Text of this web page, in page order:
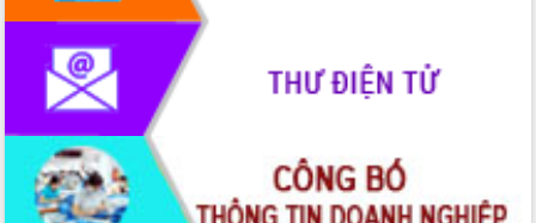
Rà soát, hoàn thiện hệ thống thiết chế
văn hóa, thể thao đáp ứng yêu cầu
phát triển mới
Thường trực HĐND tỉnh Đắk Lắk gặp
mặt Đoàn chuyên gia y tế TP. Hồ Chí
Minh
Lễ truy điệu và an táng hài cốt liệt sĩ
tại Nghĩa trang Liệt sĩ xã Sơn Hòa